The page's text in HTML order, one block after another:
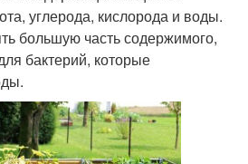
углерода, кислорода и воды.
большую часть содержимого,
бактерий, которые